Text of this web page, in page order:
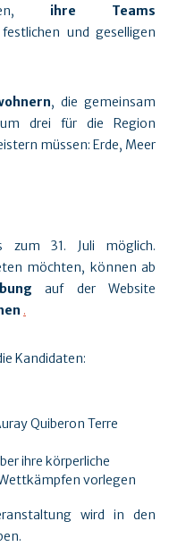
ihre Teams
und geselligen
, die gemeinsam
drei für die Region
müssen: Erde, Meer
zum 31. Juli möglich.
möchten, können ab
auf der Website
.
Kandidaten:
Quiberon Terre
ihre körperliche
vorlegen
wird in den